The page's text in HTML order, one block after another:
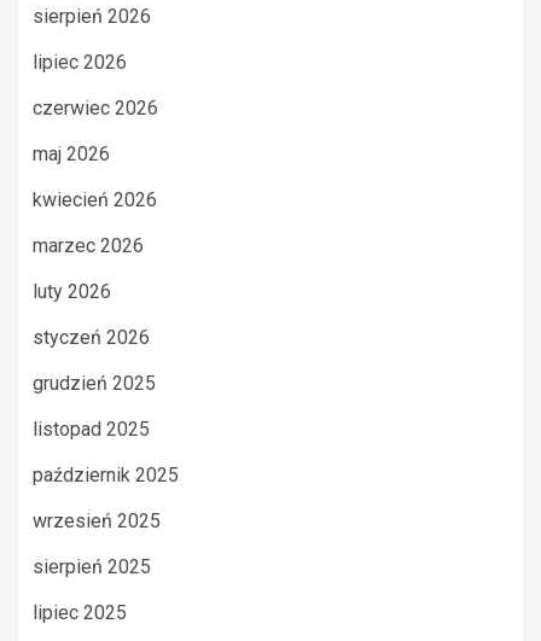
sierpień 2026
lipiec 2026
czerwiec 2026
maj 2026
kwiecień 2026
marzec 2026
luty 2026
styczeń 2026
grudzień 2025
listopad 2025
październik 2025
wrzesień 2025
sierpień 2025
lipiec 2025